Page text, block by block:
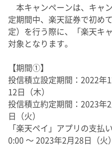
本キャンペーンは、キャ
定期間中、楽天証券で初め
定）を行う際に、「楽天キ
対象となります。
【期間①】
投信積立設定期間：2022年
12日（木）
投信積立約定期間：2023年
日（火）
「楽天ペイ」アプリの支払
0:00 ～ 2023年2月28日（火